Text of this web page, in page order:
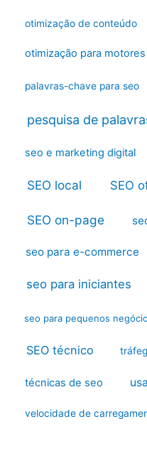
otimização de conteúdo
otimização para
palavras-chave para seo
pesquisa de
seo e marketing digital
SEO local SEO
SEO on-page
seo para e-commerce
seo para iniciantes
seo para pequenos
SEO técnico
técnicas de seo
velocidade de